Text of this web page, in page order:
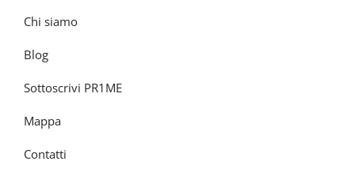
Chi siamo
Blog
Sottoscrivi PR1ME
Mappa
Contatti